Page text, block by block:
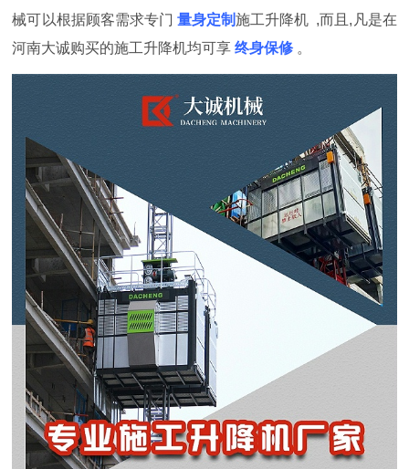
械可以根据顾客需求专门 量身定制施工升降机 ,而且,凡是在
河南大诚购买的施工升降机均可享 终身保修 。